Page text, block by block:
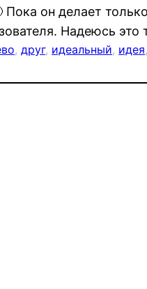
он делает
Надеюсь это
, друг, идеальный, идея,